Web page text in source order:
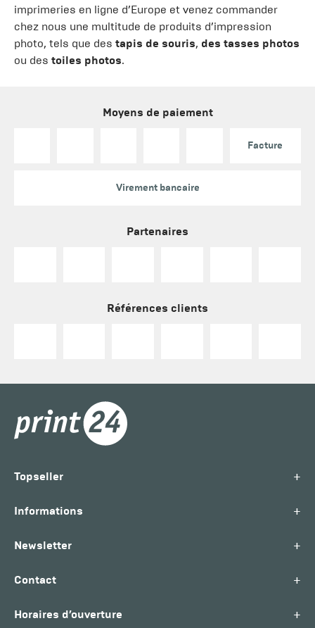
imprimeries en ligne d’Europe et venez commander
chez nous une multitude de produits d’impression
photo, tels que des tapis de souris, des tasses photos
ou des toiles photos.
Moyens de paiement
Facture
Virement bancaire
Partenaires
Références clients
Topseller +
Informations +
Newsletter +
Contact +
Horaires d’ouverture +